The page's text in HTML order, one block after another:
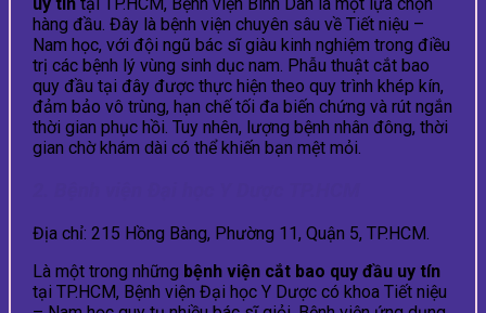
uy tín tại TP.HCM, Bệnh viện Bình Dân là một lựa chọn
hàng đầu. Đây là bệnh viện chuyên sâu về Tiết niệu –
Nam học, với đội ngũ bác sĩ giàu kinh nghiệm trong điều
trị các bệnh lý vùng sinh dục nam. Phẫu thuật cắt bao
quy đầu tại đây được thực hiện theo quy trình khép kín,
đảm bảo vô trùng, hạn chế tối đa biến chứng và rút ngắn
thời gian phục hồi. Tuy nhên, lượng bệnh nhân đông, thời
gian chờ khám dài có thể khiến bạn mệt mỏi.
Địa chỉ: 215 Hồng Bàng, Phường 11, Quận 5, TP.HCM.
Là một trong những bệnh viện cắt bao quy đầu uy tín
tại TP.HCM, Bệnh viện Đại học Y Dược có khoa Tiết niệu